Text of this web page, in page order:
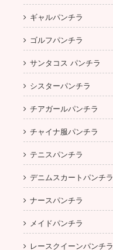
ギャルパンチラ
ゴルフパンチラ
サンタコス パンチラ
シスターパンチラ
チアガールパンチラ
チャイナ服パンチラ
テニスパンチラ
デニムスカートパンチラ
ナースパンチラ
メイドパンチラ
レースクイーンパンチラ